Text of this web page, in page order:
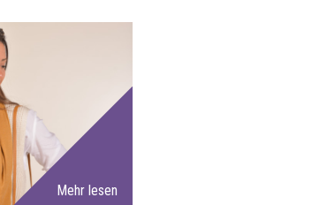
Mehr lesen